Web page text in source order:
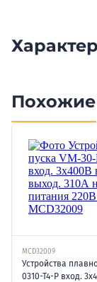
MCD32009
Устройства
0310-T4-P вход.